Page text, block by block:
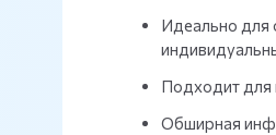
Идеально для
Подходит для
Обширная